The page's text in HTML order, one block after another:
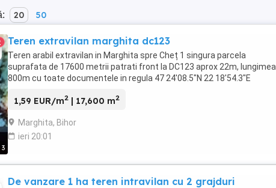
20 50
3
Teren extravilan marghita dc123
Teren arabil extravilan in Marghita spre Cheț 1 singura parcela
suprafata de 17600 metrii patrati front la DC123 aprox 22m, lungimea
800m cu toate documentele in regula 47 24'08.5"N 22 18'54.3"E
1,59 EUR/m2 | 17,600 m2
Marghita, Bihor
ieri 20:01
De vanzare 1 ha teren intravilan cu 2 grajduri